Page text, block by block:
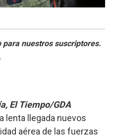
El Tiempo/GDA
lenta llegada nuevos
aérea de las fuerzas